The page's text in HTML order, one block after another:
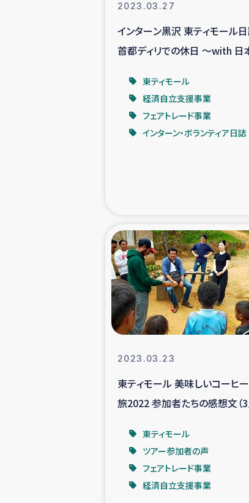
ガザ地
ガザ地区に
ふりかけ普及
トルコ
コ
ベイルー
アグロフ
2023.03.27
インターン黒沢 東ティモール
首都ディリでの休日 ～with 日
東ティモール
経済自立支援事業
フェアトレード事業
インターン・ボランティア日誌
2023.03.23
東ティモール 美味しいコーヒ
旅2022 参加者たちの感想文（3
東ティモール
ツアー参加者の声
フェアトレード事業
経済自立支援事業